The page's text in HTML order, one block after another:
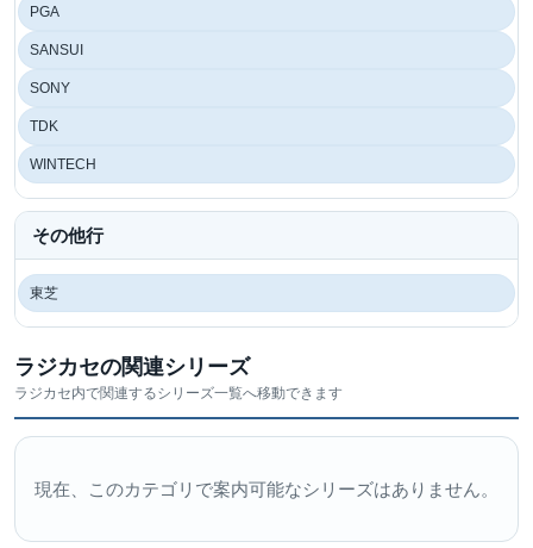
PGA
SANSUI
SONY
TDK
WINTECH
その他行
東芝
ラジカセの関連シリーズ
ラジカセ内で関連するシリーズ一覧へ移動できます
現在、このカテゴリで案内可能なシリーズはありません。